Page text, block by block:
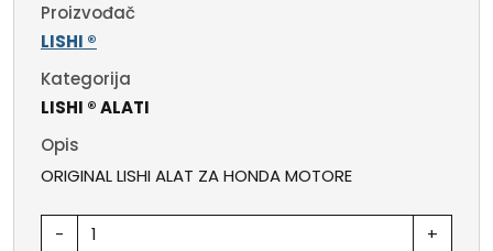
Proizvođač
LISHI ®
Kategorija
LISHI ® ALATI
Opis
ORIGINAL LISHI ALAT ZA HONDA MOTORE
- +